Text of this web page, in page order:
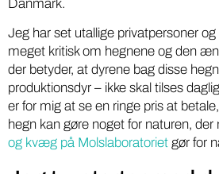
Danmark.
Jeg har set utallige privatpersoner
meget kritisk om hegnene og den
der betyder, at dyrene bag disse
produktionsdyr – ikke skal tilses
er for mig at se en ringe pris at
hegn kan gøre noget for naturen, der
og kvæg på Molslaboratoriet gør for